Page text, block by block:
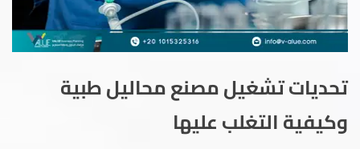
تحديات تشغيل مصنع محاليل طبية
وكيفية التغلب عليها